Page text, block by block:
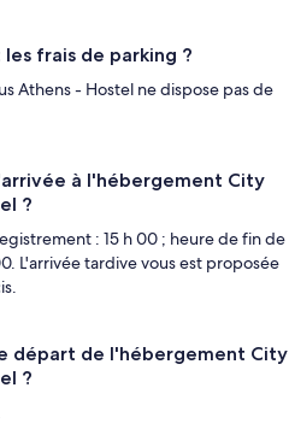
frais de parking ?
Athens - Hostel ne dispose pas de
à l'hébergement City
?
: 15 h 00 ; heure de fin de
L'arrivée tardive vous est proposée
départ de l'hébergement City
?